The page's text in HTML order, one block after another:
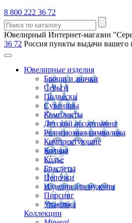
8 800 222 36 72
Ювелирный Интернет-магазин
36 72 Россия пункты выдачи вашего
Ювелирные изделия
Броши и значки
Серьги
Подвески
Сувениры
Комплекты
Детский ассортимент
Религиозная символика
Комплектующие
Кольца
Колье
Браслеты
Цепочки
Изделия для мужчин
Пирсинг
Упаковка
Коллекции